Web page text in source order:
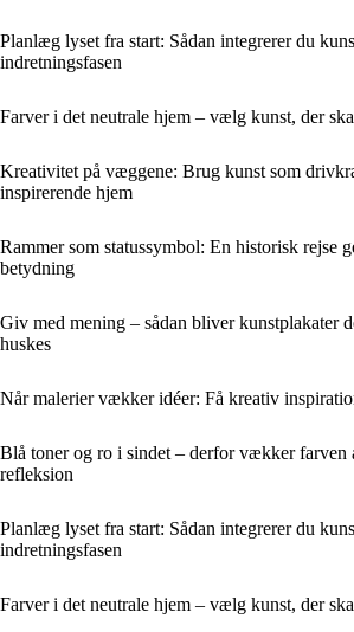
Planlæg lyset fra start: Sådan integrerer du
indretningsfasen
Farver i det neutrale hjem – vælg kunst, der
Kreativitet på væggene: Brug kunst som
inspirerende hjem
Rammer som statussymbol: En historisk rejse
betydning
Giv med mening – sådan bliver kunstplakater
huskes
Når malerier vækker idéer: Få kreativ
Blå toner og ro i sindet – derfor vækker farven
refleksion
Planlæg lyset fra start: Sådan integrerer du
indretningsfasen
Farver i det neutrale hjem – vælg kunst, der